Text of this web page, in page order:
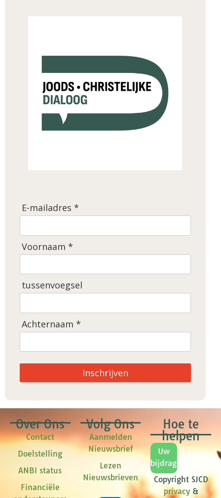
E-mailadres *
Voornaam *
tussenvoegsel
Achternaam *
Inschrijven
Over Ons
Contact
Doelstelling
ANBI status
Financiële
Volg Ons
Aanmelden
Nieuwsbrief
Lezen
Nieuwsbrieven
Hoe te
helpen
Uw
bijdrage
Copyright SJCD
privacy&